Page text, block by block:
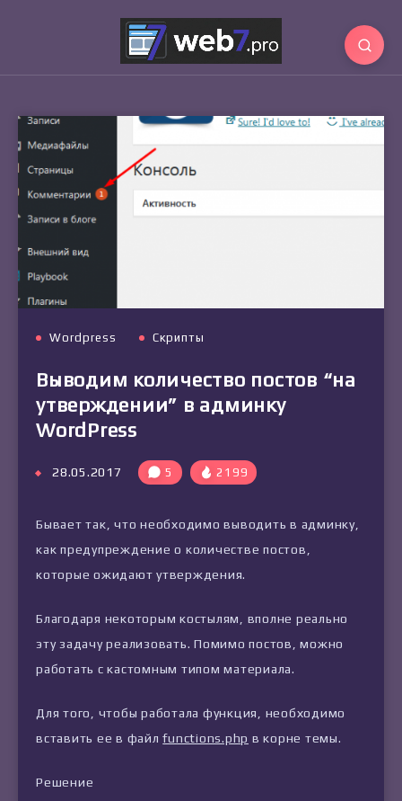
Wordpress Скрипты
Выводим количество постов “на
утверждении” в админку
WordPress
28.05.2017 5 2199
Бывает так, что необходимо выводить в админку,
как предупреждение о количестве постов,
которые ожидают утверждения.
Благодаря некоторым костылям, вполне реально
эту задачу реализовать. Помимо постов, можно
работать с кастомным типом материала.
Для того, чтобы работала функция, необходимо
вставить ее в файлfunctions.php в корне темы.
Решение